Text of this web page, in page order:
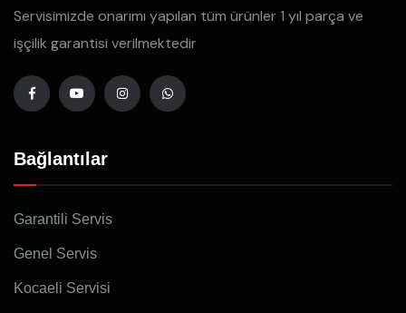
Servisimizde onarımı yapılan tüm ürünler 1 yıl parça ve
işçilik garantisi verilmektedir
Bağlantılar
Garantili Servis
Genel Servis
Kocaeli Servisi